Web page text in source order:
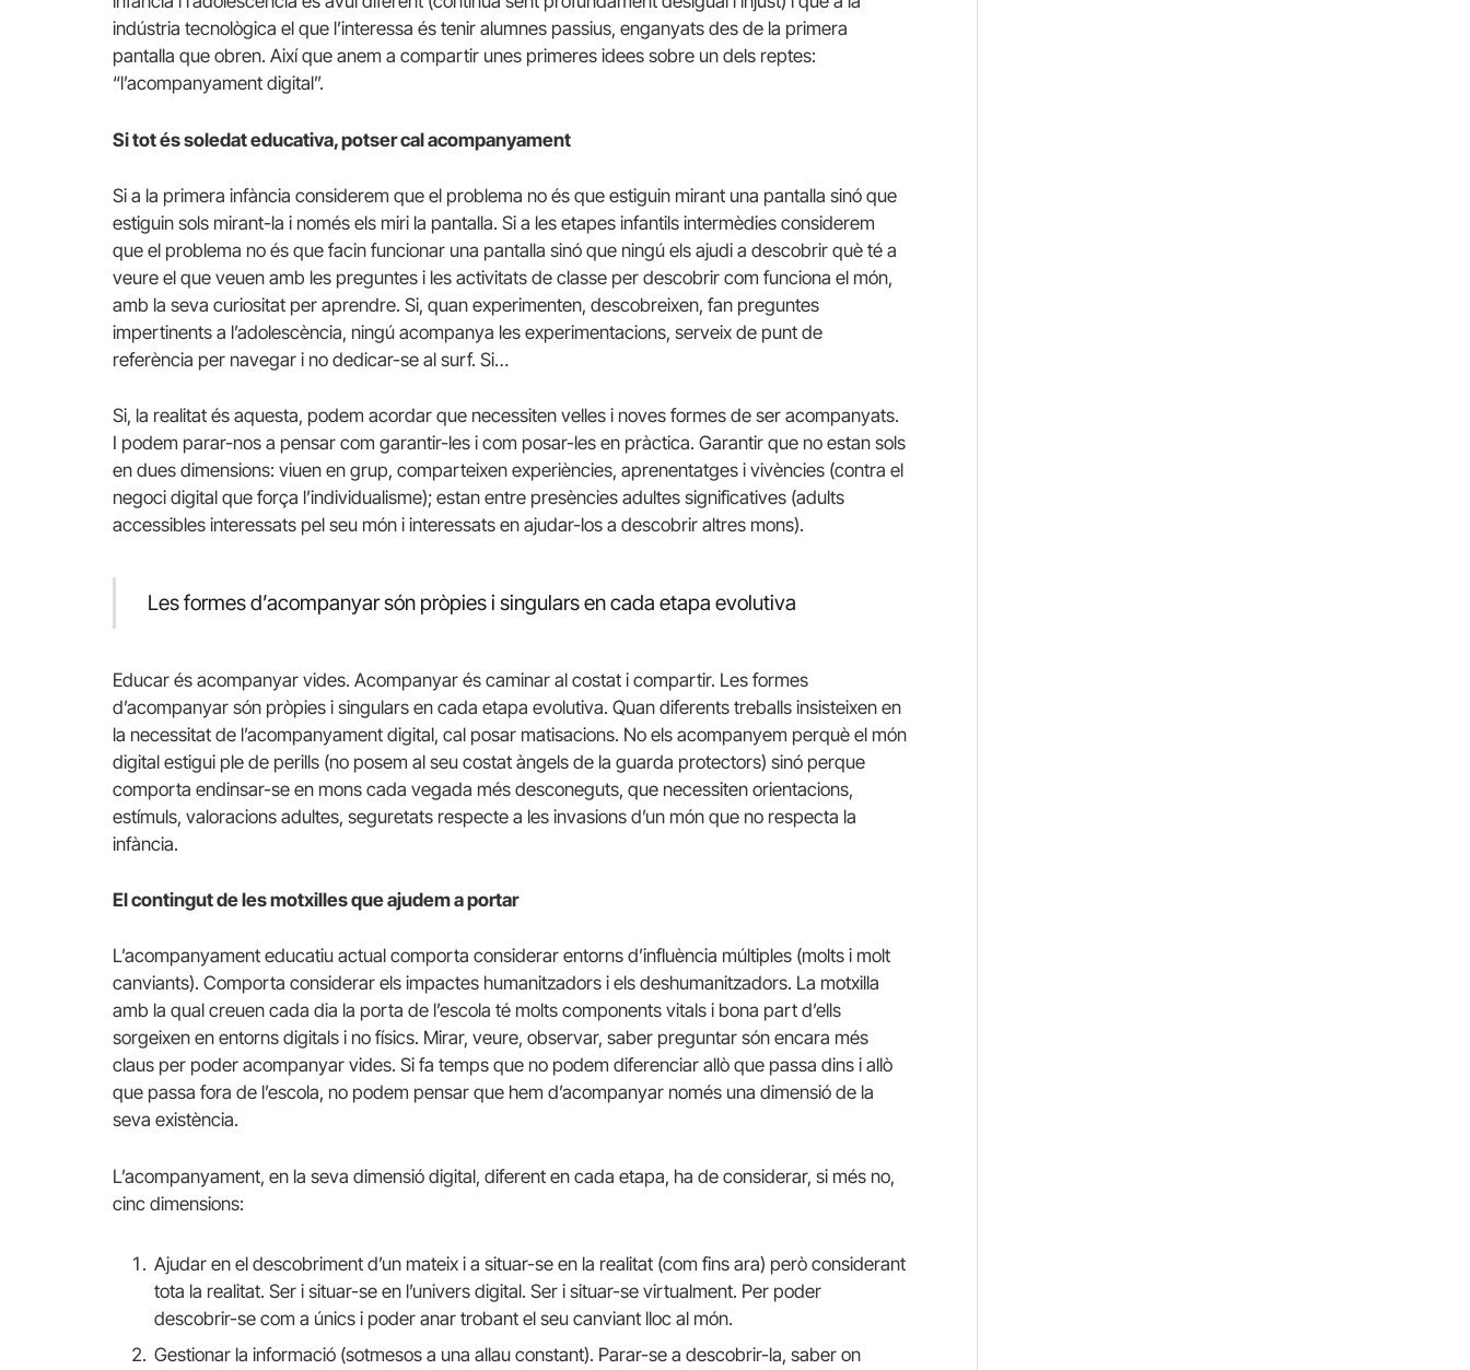
indústria tecnològica el que l’interessa és tenir alumnes passius, enganyats des de la primera
pantalla que obren. Així que anem a compartir unes primeres idees sobre un dels reptes:
“l’acompanyament digital”.
Si tot és soledat educativa, potser cal acompanyament
Si a la primera infància considerem que el problema no és que estiguin mirant una pantalla sinó que
estiguin sols mirant-la i només els miri la pantalla. Si a les etapes infantils intermèdies considerem
que el problema no és que facin funcionar una pantalla sinó que ningú els ajudi a descobrir què té a
veure el que veuen amb les preguntes i les activitats de classe per descobrir com funciona el món,
amb la seva curiositat per aprendre. Si, quan experimenten, descobreixen, fan preguntes
impertinents a l’adolescència, ningú acompanya les experimentacions, serveix de punt de
referència per navegar i no dedicar-se al surf. Si…
Si, la realitat és aquesta, podem acordar que necessiten velles i noves formes de ser acompanyats.
I podem parar-nos a pensar com garantir-les i com posar-les en pràctica. Garantir que no estan sols
en dues dimensions: viuen en grup, comparteixen experiències, aprenentatges i vivències (contra el
negoci digital que força l’individualisme); estan entre presències adultes significatives (adults
accessibles interessats pel seu món i interessats en ajudar-los a descobrir altres mons).
Les formes d’acompanyar són pròpies i singulars en cada etapa evolutiva
Educar és acompanyar vides. Acompanyar és caminar al costat i compartir. Les formes
d’acompanyar són pròpies i singulars en cada etapa evolutiva. Quan diferents treballs insisteixen en
la necessitat de l’acompanyament digital, cal posar matisacions. No els acompanyem perquè el món
digital estigui ple de perills (no posem al seu costat àngels de la guarda protectors) sinó perque
comporta endinsar-se en mons cada vegada més desconeguts, que necessiten orientacions,
estímuls, valoracions adultes, seguretats respecte a les invasions d’un món que no respecta la
infància.
El contingut de les motxilles que ajudem a portar
L’acompanyament educatiu actual comporta considerar entorns d’influència múltiples (molts i molt
canviants). Comporta considerar els impactes humanitzadors i els deshumanitzadors. La motxilla
amb la qual creuen cada dia la porta de l’escola té molts components vitals i bona part d’ells
sorgeixen en entorns digitals i no físics. Mirar, veure, observar, saber preguntar són encara més
claus per poder acompanyar vides. Si fa temps que no podem diferenciar allò que passa dins i allò
que passa fora de l’escola, no podem pensar que hem d’acompanyar només una dimensió de la
seva existència.
L’acompanyament, en la seva dimensió digital, diferent en cada etapa, ha de considerar, si més no,
cinc dimensions:
Ajudar en el descobriment d’un mateix i a situar-se en la realitat (com fins ara) però considerant
tota la realitat. Ser i situar-se en l’univers digital. Ser i situar-se virtualment. Per poder
descobrir-se com a únics i poder anar trobant el seu canviant lloc al món.
Gestionar la informació (sotmesos a una allau constant). Parar-se a descobrir-la, saber on